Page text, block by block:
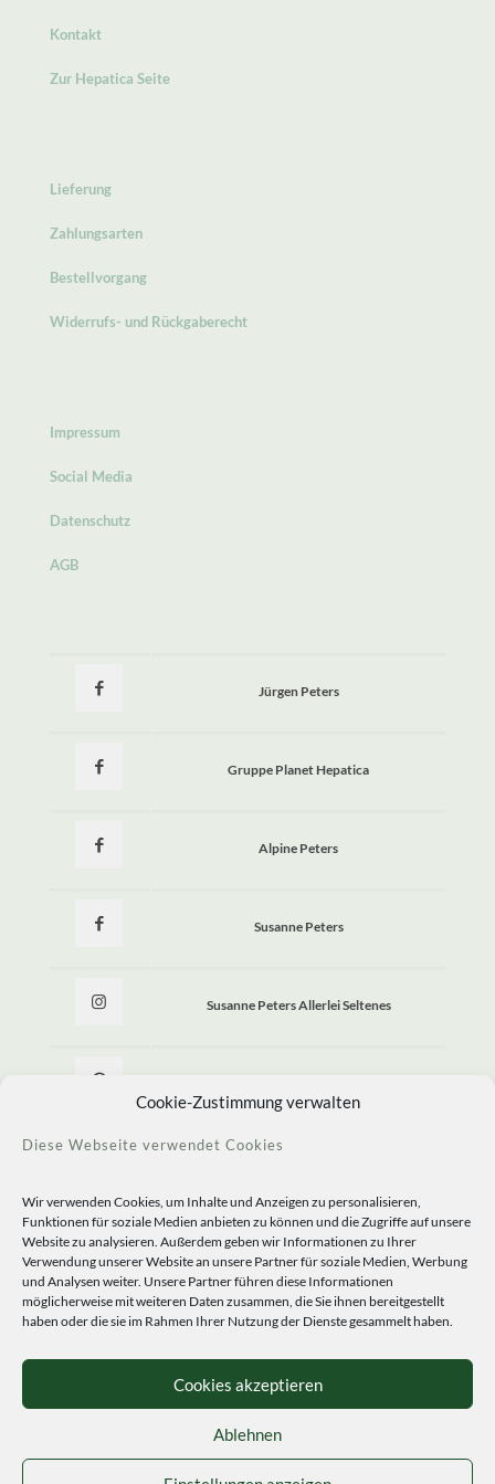
Cookie-Zustimmung verwalten
Diese Webseite verwendet Cookies
Wir verwenden Cookies, um Inhalte und Anzeigen zu personalisieren,
Funktionen für soziale Medien anbieten zu können und die Zugriffe auf unsere
Website zu analysieren. Außerdem geben wir Informationen zu Ihrer
Verwendung unserer Website an unsere Partner für soziale Medien, Werbung
und Analysen weiter. Unsere Partner führen diese Informationen
möglicherweise mit weiteren Daten zusammen, die Sie ihnen bereitgestellt
haben oder die sie im Rahmen Ihrer Nutzung der Dienste gesammelt haben.
Cookies akzeptieren
Ablehnen
Kontakt
Zur Hepatica Seite
Lieferung
Zahlungsarten
Bestellvorgang
Widerrufs- und Rückgaberecht
Impressum
Social Media
Datenschutz
AGB
Jürgen Peters
Gruppe Planet Hepatica
Alpine Peters
Susanne Peters
Susanne Peters Allerlei Seltenes